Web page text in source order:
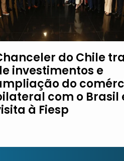
do Chile
investimentos e
do
com o Brasil
à Fiesp